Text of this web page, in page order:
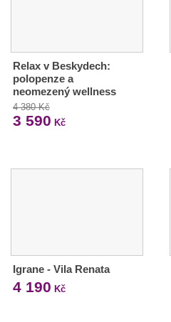
Relax v Beskydech:
polopenze a
neomezený wellness
4 380 Kč
3 590 Kč
Igrane - Vila Renata
4 190 Kč